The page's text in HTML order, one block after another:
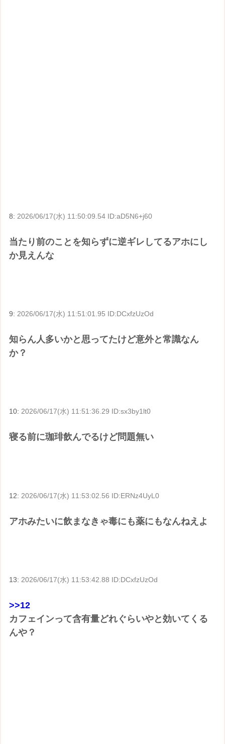
8: 2026/06/17(水) 11:50:09.54 ID:aD5N6+j60
当たり前のことを知らずに逆ギレしてるアホにし
か見えんな
9: 2026/06/17(水) 11:51:01.95 ID:DCxfzUzOd
知らん人多いかと思ってたけど意外と常識なん
か？
10:2026/06/17(水) 11:51:36.29 ID:sx3by1lt0
寝る前に珈琲飲んでるけど問題無い
12: 2026/06/17(水) 11:53:02.56 ID:ERNz4UyL0
アホみたいに飲まなきゃ毒にも薬にもなんねえよ
13: 2026/06/17(水) 11:53:42.88 ID:DCxfzUzOd
>>12
カフェインって含有量どれぐらいやと効いてくる
んや？